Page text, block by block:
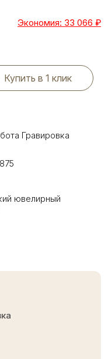
Экономия: 33 066 ₽
Купить в 1 клик
Гравировка
ювелирный